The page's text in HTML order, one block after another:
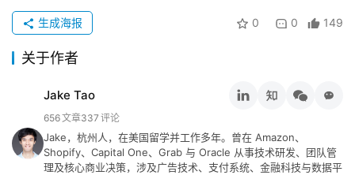
推
荐
关
0 0 149
生成海报
关于作者
Jake Tao
656文章337 评论
Jake，杭州人，在美国留学并工作多年。曾在 Amazon、
Shopify、Capital One、Grab 与 Oracle 从事技术研发、团队管
理及核心商业决策，涉及广告技术、支付系统、金融科技与数据平